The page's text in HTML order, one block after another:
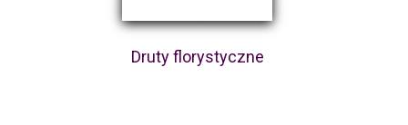
Druty florystyczne